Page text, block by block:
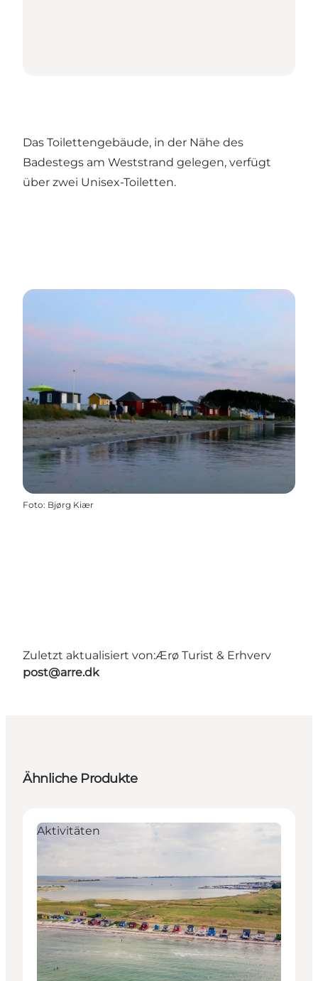
Das Toilettengebäude, in der Nähe des
Badestegs am Weststrand gelegen, verfügt
über zwei Unisex-Toiletten.
Foto: Bjørg Kiær
Zuletzt aktualisiert von:Ærø Turist & Erhverv
post@arre.dk
Ähnliche Produkte
Aktivitäten